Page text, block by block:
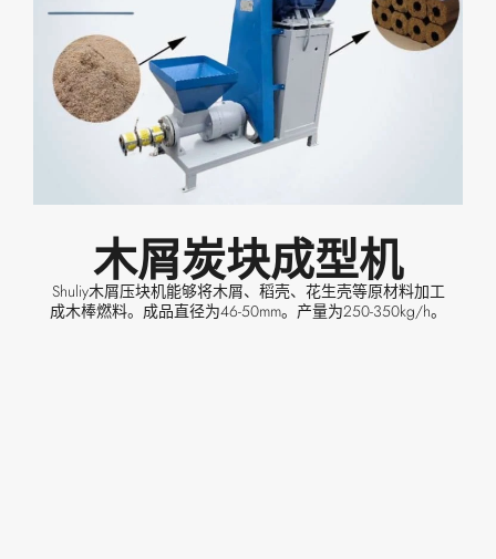
木屑炭块成型机
Shuliy木屑压块机能够将木屑、稻壳、花生壳等原材料加工
成木棒燃料。成品直径为46-50mm。产量为250-350kg/h。